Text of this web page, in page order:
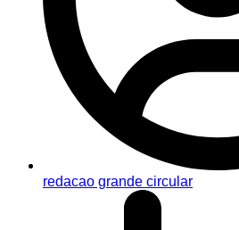
redacao grande circular